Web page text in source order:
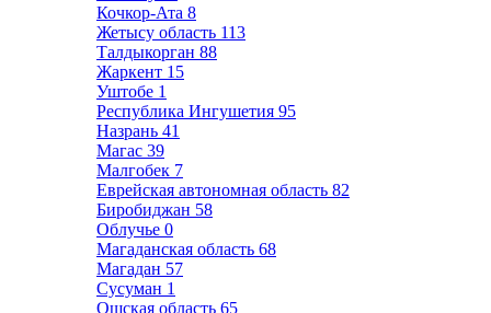
Кочкор-Ата 8
Жетысу область 113
Талдыкорган 88
Жаркент 15
Уштобе 1
Республика Ингушетия 95
Назрань 41
Магас 39
Малгобек 7
Еврейская автономная область 82
Биробиджан 58
Облучье 0
Магаданская область 68
Магадан 57
Сусуман 1
Ошская область 65